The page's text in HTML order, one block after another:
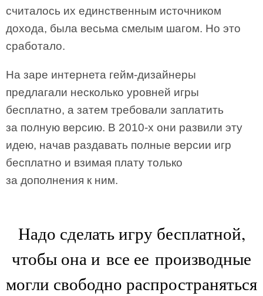
считалось их единственным источником
дохода, была весьма смелым шагом. Но это
сработало.
На заре интернета гейм-дизайнеры
предлагали несколько уровней игры
бесплатно, а затем требовали заплатить
за полную версию. В 2010-х они развили эту
идею, начав раздавать полные версии игр
бесплатно и взимая плату только
за дополнения к ним.
Надо сделать игру бесплатной,
чтобы она и все ее производные
могли свободно распространяться